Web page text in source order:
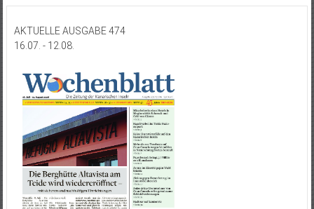
AKTUELLE AUSGABE 474
16.07. - 12.08.